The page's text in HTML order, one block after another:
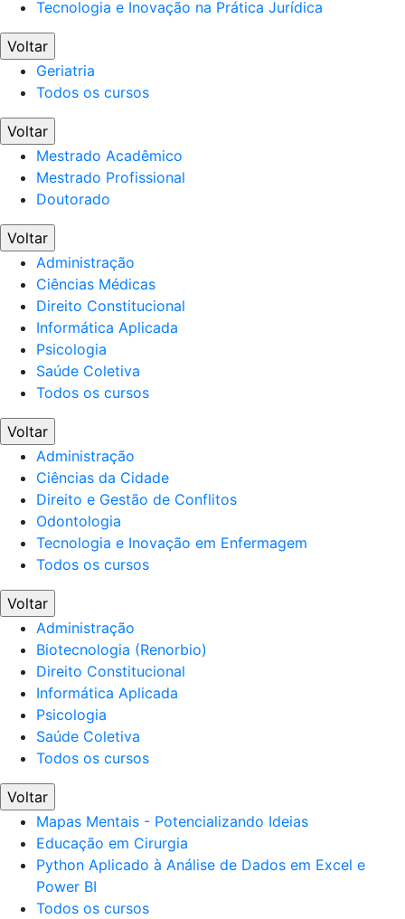
Tecnologia e Inovação na Prática Jurídica
Voltar
Geriatria
Todos os cursos
Voltar
Mestrado Acadêmico
Mestrado Profissional
Doutorado
Voltar
Administração
Ciências Médicas
Direito Constitucional
Informática Aplicada
Psicologia
Saúde Coletiva
Todos os cursos
Voltar
Administração
Ciências da Cidade
Direito e Gestão de Conflitos
Odontologia
Tecnologia e Inovação em Enfermagem
Todos os cursos
Voltar
Administração
Biotecnologia (Renorbio)
Direito Constitucional
Informática Aplicada
Psicologia
Saúde Coletiva
Todos os cursos
Voltar
Mapas Mentais - Potencializando Ideias
Educação em Cirurgia
Python Aplicado à Análise de Dados em Excel e
Power BI
Todos os cursos